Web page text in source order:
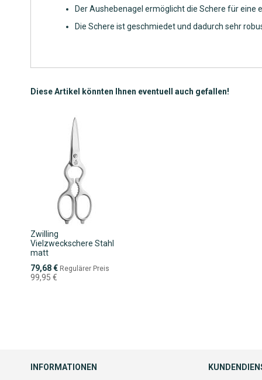
Der Aushebenagel ermöglicht die Schere für eine
Die Schere ist geschmiedet und dadurch sehr
Diese Artikel könnten Ihnen eventuell auch gefallen!
Zwilling
Vielzweckschere Stahl
matt
Sonderpreis
79,68 € Regulärer Preis
99,95 €
INFORMATIONEN